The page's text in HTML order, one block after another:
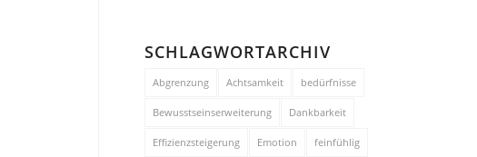
SCHLAGWORTARCHIV
Abgrenzung Achtsamkeit bedürfnisse
Bewusstseinserweiterung Dankbarkeit
Effizienzsteigerung Emotion feinfühlig